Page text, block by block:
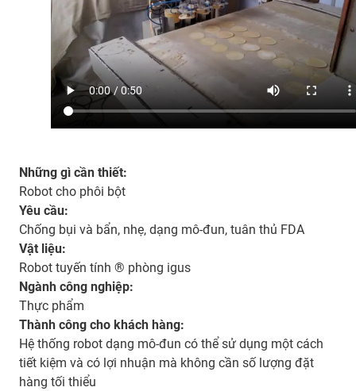
Những gì cần thiết:
Robot cho phôi bột
Yêu cầu:
Chống bụi và bẩn, nhẹ, dạng mô-đun, tuân thủ FDA​​​​​​​
Vật liệu:
Robot tuyến tính ® phòng igus
Ngành công nghiệp:
Thực phẩm​​​​​​​
Thành công cho khách hàng:
Hệ thống robot dạng mô-đun có thể sử dụng một cách
tiết kiệm và có lợi nhuận mà không cần số lượng đặt
hàng tối thiểu